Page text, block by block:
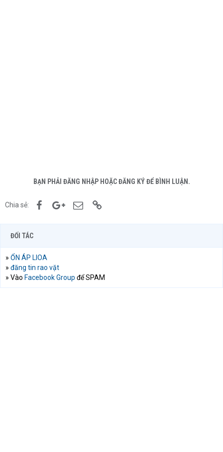
BẠN PHẢI ĐĂNG NHẬP HOẶC ĐĂNG KÝ ĐỂ BÌNH LUẬN.
Chia sẻ: FacebookGoogle+Email
ĐỐI TÁC
» ỔN ÁP LIOA
» đăng tin rao vặt
» Vào Facebook Group để SPAM